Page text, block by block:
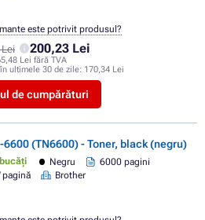
200,23 Lei
Lei fără TVA
ultimele 30 de zile: 170,34 Lei
de cumpărături
este potrivit produsul?
6600 (TN6600) - Toner, black (negru)
Negru
6000 pagini
pagină
Brother